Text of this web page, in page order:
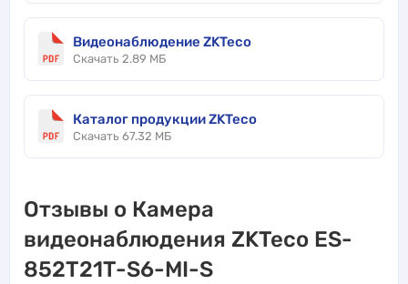
Видеонаблюдение ZKTeco
Скачать 2.89 МБ
Каталог продукции ZKTeco
Скачать 67.32 МБ
Отзывы о Камера
видеонаблюдения ZKTeco ES-
852T21T-S6-MI-S